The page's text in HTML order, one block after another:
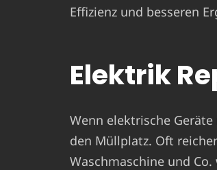
Effizienz und besseren
Elektrik
Wenn elektrische
den Müllplatz. Oft
Waschmaschine und